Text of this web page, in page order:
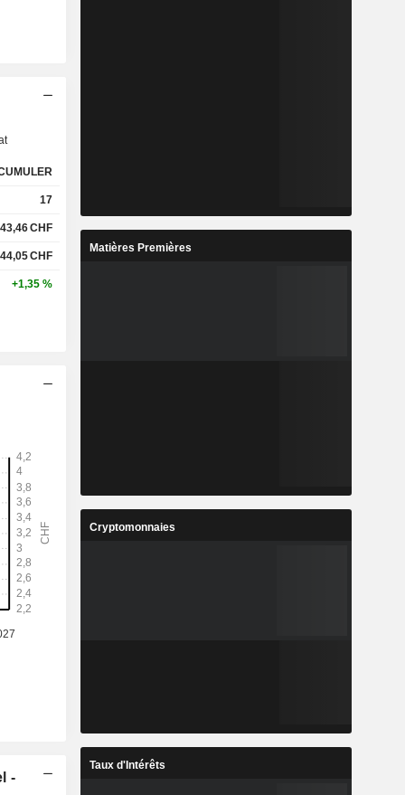
17
43,46CHF
44,05CHF
+1,35 %
-
Matières Premières
Cryptomonnaies
Taux d'Intérêts